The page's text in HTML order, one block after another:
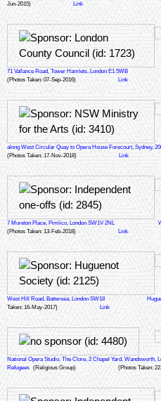
Jun-2015)
Link
71 Vallance Road, Tower Hamlets, London E1 5WB
(Photos Taken: 07-Sep-2016)
Link
along West Circular Quay to Opera House Forecourt, Sydney,
(Photos Taken: 17-Nov-2018)
Link
7 Moreton Place, Pimlico, London SW1V 2NL
(Photos Taken: 13-Feb-2018)
Link
West Hill Road, Battersea, London SW18
Taken: 16-May-2017)
Link
National Opera Studio, The Clore, 2 Chapel Yard, Wandsworth,
Refugees (Religious Group) (Photos Taken: